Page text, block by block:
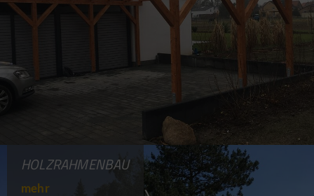
HOLZRAHMENBAU
mehr